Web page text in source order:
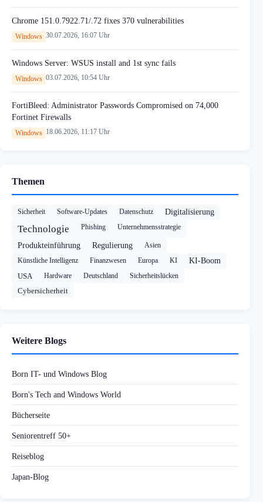
Chrome 151.0.7922.71/.72 fixes 370 vulnerabilities
Windows 30.07.2026, 16:07 Uhr
Windows Server: WSUS install and 1st sync fails
Windows 03.07.2026, 10:54 Uhr
FortiBleed: Administrator Passwords Compromised on 74,000
Fortinet Firewalls
Windows 18.06.2026, 11:17 Uhr
Themen
Sicherheit Software-Updates Datenschutz Digitalisierung
Technologie Phishing Unternehmensstrategie
Produkteinführung Regulierung
Asien
Künstliche Intelligenz
Finanzwesen Europa KI
KI-Boom
USA
Hardware Deutschland Sicherheitslücken
Cybersicherheit
Weitere Blogs
Born IT- und Windows Blog
Born's Tech and Windows World
Bücherseite
Seniorentreff 50+
Reiseblog
Japan-Blog